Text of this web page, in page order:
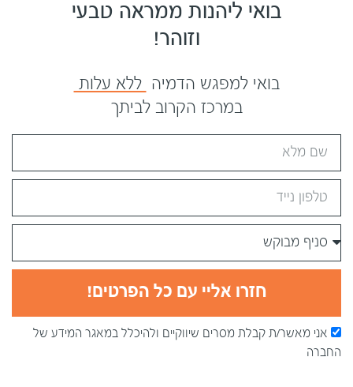
בואי ליהנות ממראה טבעי
וזוהר!
בואי למפגש הדמיה ללא עלות
במרכז הקרוב לביתך
אני מאשר/ת קבלת מסרים שיווקיים ולהיכלל במאגר המידע של
החברה
חזרו אליי עם כל הפרטים!